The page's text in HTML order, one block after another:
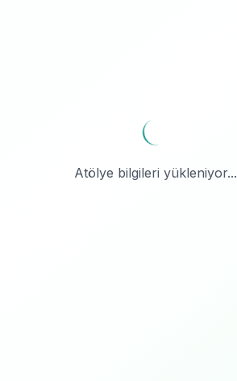
Atölye bilgileri yükleniyor...